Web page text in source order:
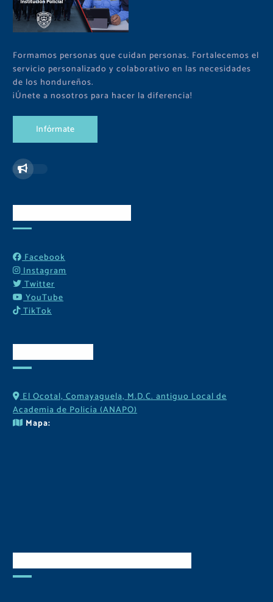
Formamos personas que cuidan personas. Fortalecemos el
servicio personalizado y colaborativo en las necesidades
de los hondureños.
¡Únete a nosotros para hacer la diferencia!
Infórmate
Facebook
Instagram
Twitter
YouTube
TikTok
El Ocotal, Comayaguela, M.D.C. antiguo Local de
Academia de Policía (ANAPO)
Mapa: